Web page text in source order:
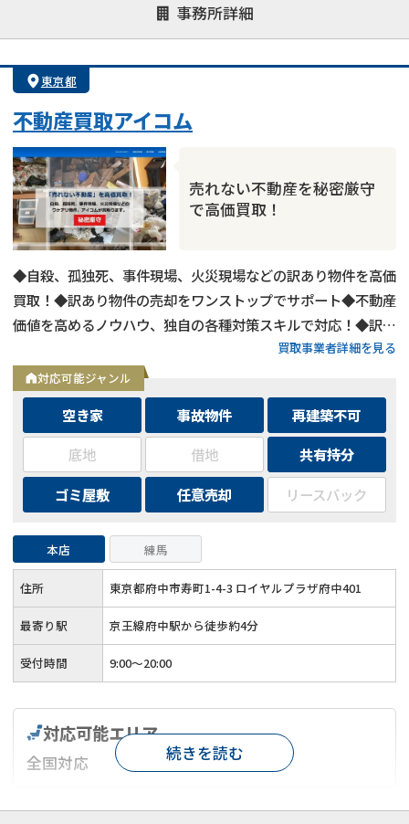
事務所詳細
1億円以上の買取可
東京都
不動産買取アイコム
売れない不動産を秘密厳守
で高価買取！
◆自殺、孤独死、事件現場、火災現場などの訳あり物件を高価
買取！◆訳あり物件の売却をワンストップでサポート◆不動産
価値を高めるノウハウ、独自の各種対策スキルで対応！◆訳あ
買取事業者詳細を見る
対応可能ジャンル
空き家 事故物件
再建築不可
底地
借地
共有持分
ゴミ屋敷
任意売却 リースバック
本店 練馬
住所 東京都府中市寿町1-4-3 ロイヤルプラザ府中401
最寄り駅 京王線府中駅から徒歩約4分
受付時間 9:00～20:00
対応可能エリア
全国対応
対応が親身 オンライン面談可能
レスポンスが早い
続きを読む